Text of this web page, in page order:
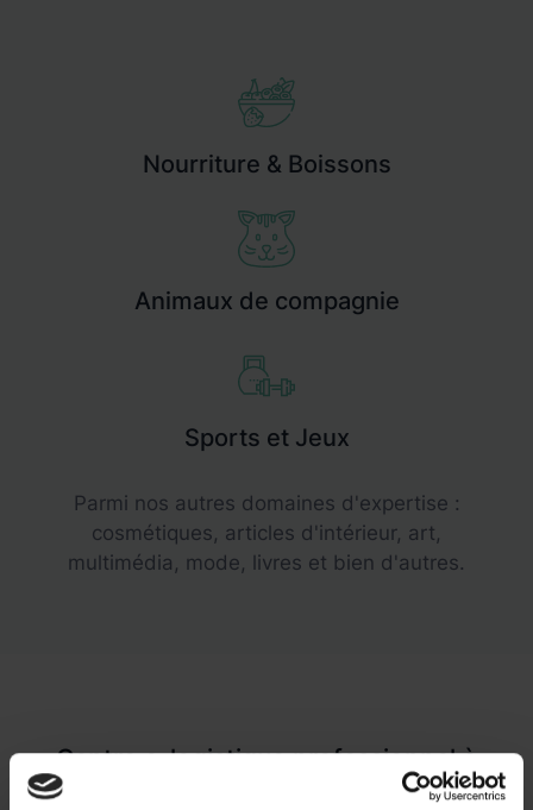
Nourriture & Boissons
Animaux de compagnie
Sports et Jeux
Parmi nos autres domaines d'expertise :
cosmétiques, articles d'intérieur, art,
multimédia, mode, livres et bien d'autres.
Centre e-logistique professionnel à